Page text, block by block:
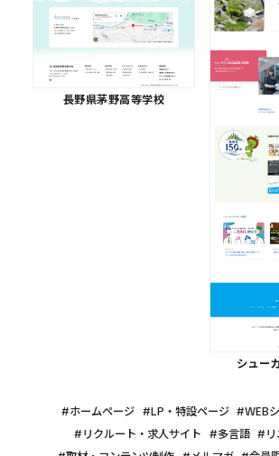
長野県茅野高等学校
シュー
ホームページ LP・特設ページ WEB
リクルート・求人サイト
多言語